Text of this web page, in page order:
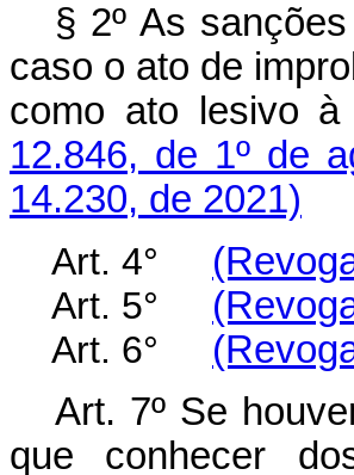
§ 2º As
caso o ato de
como ato lesivo
12.846, de 1º de
14.230, de 2021)
Art. 4°
Art. 5°
Art. 6°
Art. 7º Se
que conhecer